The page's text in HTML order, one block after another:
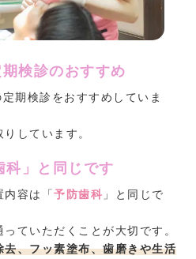
検診のおすすめ
定期検診をおすすめしていま
しています。
科」と同じです
内容は「予防歯科 」と同じで
ていただくことが大切です。
、フッ素塗布、歯磨きや生活